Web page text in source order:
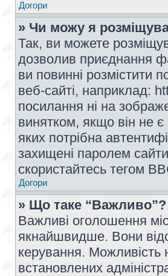
Догори
» Чи можу я
Так, ви можете
дозволив приєднання
ви повинні розмістити
веб-сайті, наприклад:
посилання ні на
винятком, якщо він не
яких потрібна
захищені паролем
скористайтесь тегом
Догори
» Що таке “Важливо”?
Важливі оголошення
якнайшвидше. Вони
керування.
встановлених